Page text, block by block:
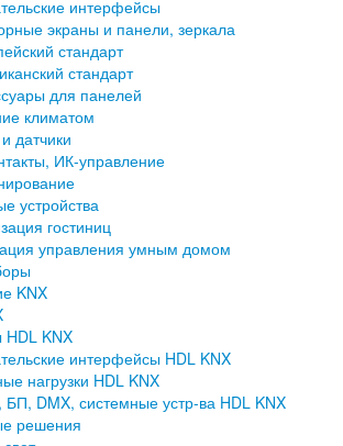
интерфейсы
экраны и панели, зеркала
стандарт
стандарт
для панелей
климатом
датчики
ИК-управление
устройства
гостиниц
управления умным домом
KNX
KNX
интерфейсы HDL KNX
нагрузки HDL KNX
DMX, системные устр-ва HDL KNX
решения